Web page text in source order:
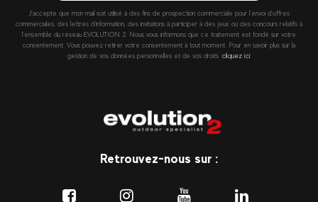
J’accepte que mon mail soit utilisé à des fins de prospection commerciale pour l’envoi d’offres
commerciales, des lettres d’information, des invitations à participer à des jeux ou des concours relatifs à
l’ensemble du réseau EVOLUTION 2. Nous vous informons que ce traitement est fondé sur votre
consentement. Vous pouvez retirer votre consentement à tout moment. Pour en savoir plus sur la
gestion de vos données personnelles et de vos droits :cliquez ici
Retrouvez-nous sur :